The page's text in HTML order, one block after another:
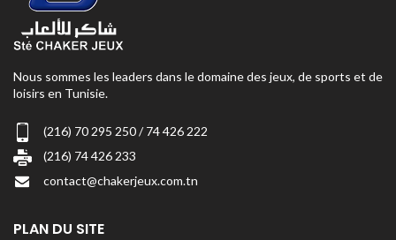
Nous sommes les leaders dans le domaine des jeux, de sports et de
loisirs en Tunisie.
(216) 70 295 250 / 74 426 222
(216) 74 426 233
contact@chakerjeux.com.tn
PLAN DU SITE